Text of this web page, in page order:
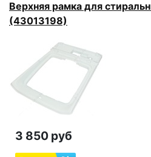
Верхняя рамка для
(43013198)
3 850 руб